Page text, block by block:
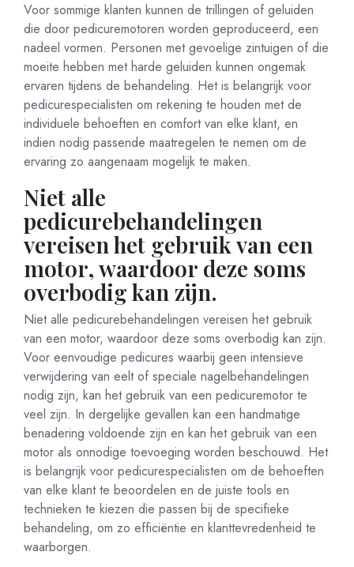
Voor sommige klanten kunnen de trillingen of geluiden
die door pedicuremotoren worden geproduceerd, een
nadeel vormen. Personen met gevoelige zintuigen of die
moeite hebben met harde geluiden kunnen ongemak
ervaren tijdens de behandeling. Het is belangrijk voor
pedicurespecialisten om rekening te houden met de
individuele behoeften en comfort van elke klant, en
indien nodig passende maatregelen te nemen om de
ervaring zo aangenaam mogelijk te maken.
Niet alle
pedicurebehandelingen
vereisen het gebruik van een
motor, waardoor deze soms
overbodig kan zijn.
Niet alle pedicurebehandelingen vereisen het gebruik
van een motor, waardoor deze soms overbodig kan zijn.
Voor eenvoudige pedicures waarbij geen intensieve
verwijdering van eelt of speciale nagelbehandelingen
nodig zijn, kan het gebruik van een pedicuremotor te
veel zijn. In dergelijke gevallen kan een handmatige
benadering voldoende zijn en kan het gebruik van een
motor als onnodige toevoeging worden beschouwd. Het
is belangrijk voor pedicurespecialisten om de behoeften
van elke klant te beoordelen en de juiste tools en
technieken te kiezen die passen bij de specifieke
behandeling, om zo efficiëntie en klanttevredenheid te
waarborgen.